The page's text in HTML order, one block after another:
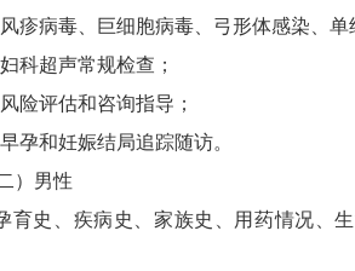
病毒、巨细胞病毒、弓形体感染、单
超声常规检查；
评估和咨询指导；
和妊娠结局追踪随访。
男性
史、疾病史、家族史、用药情况、生